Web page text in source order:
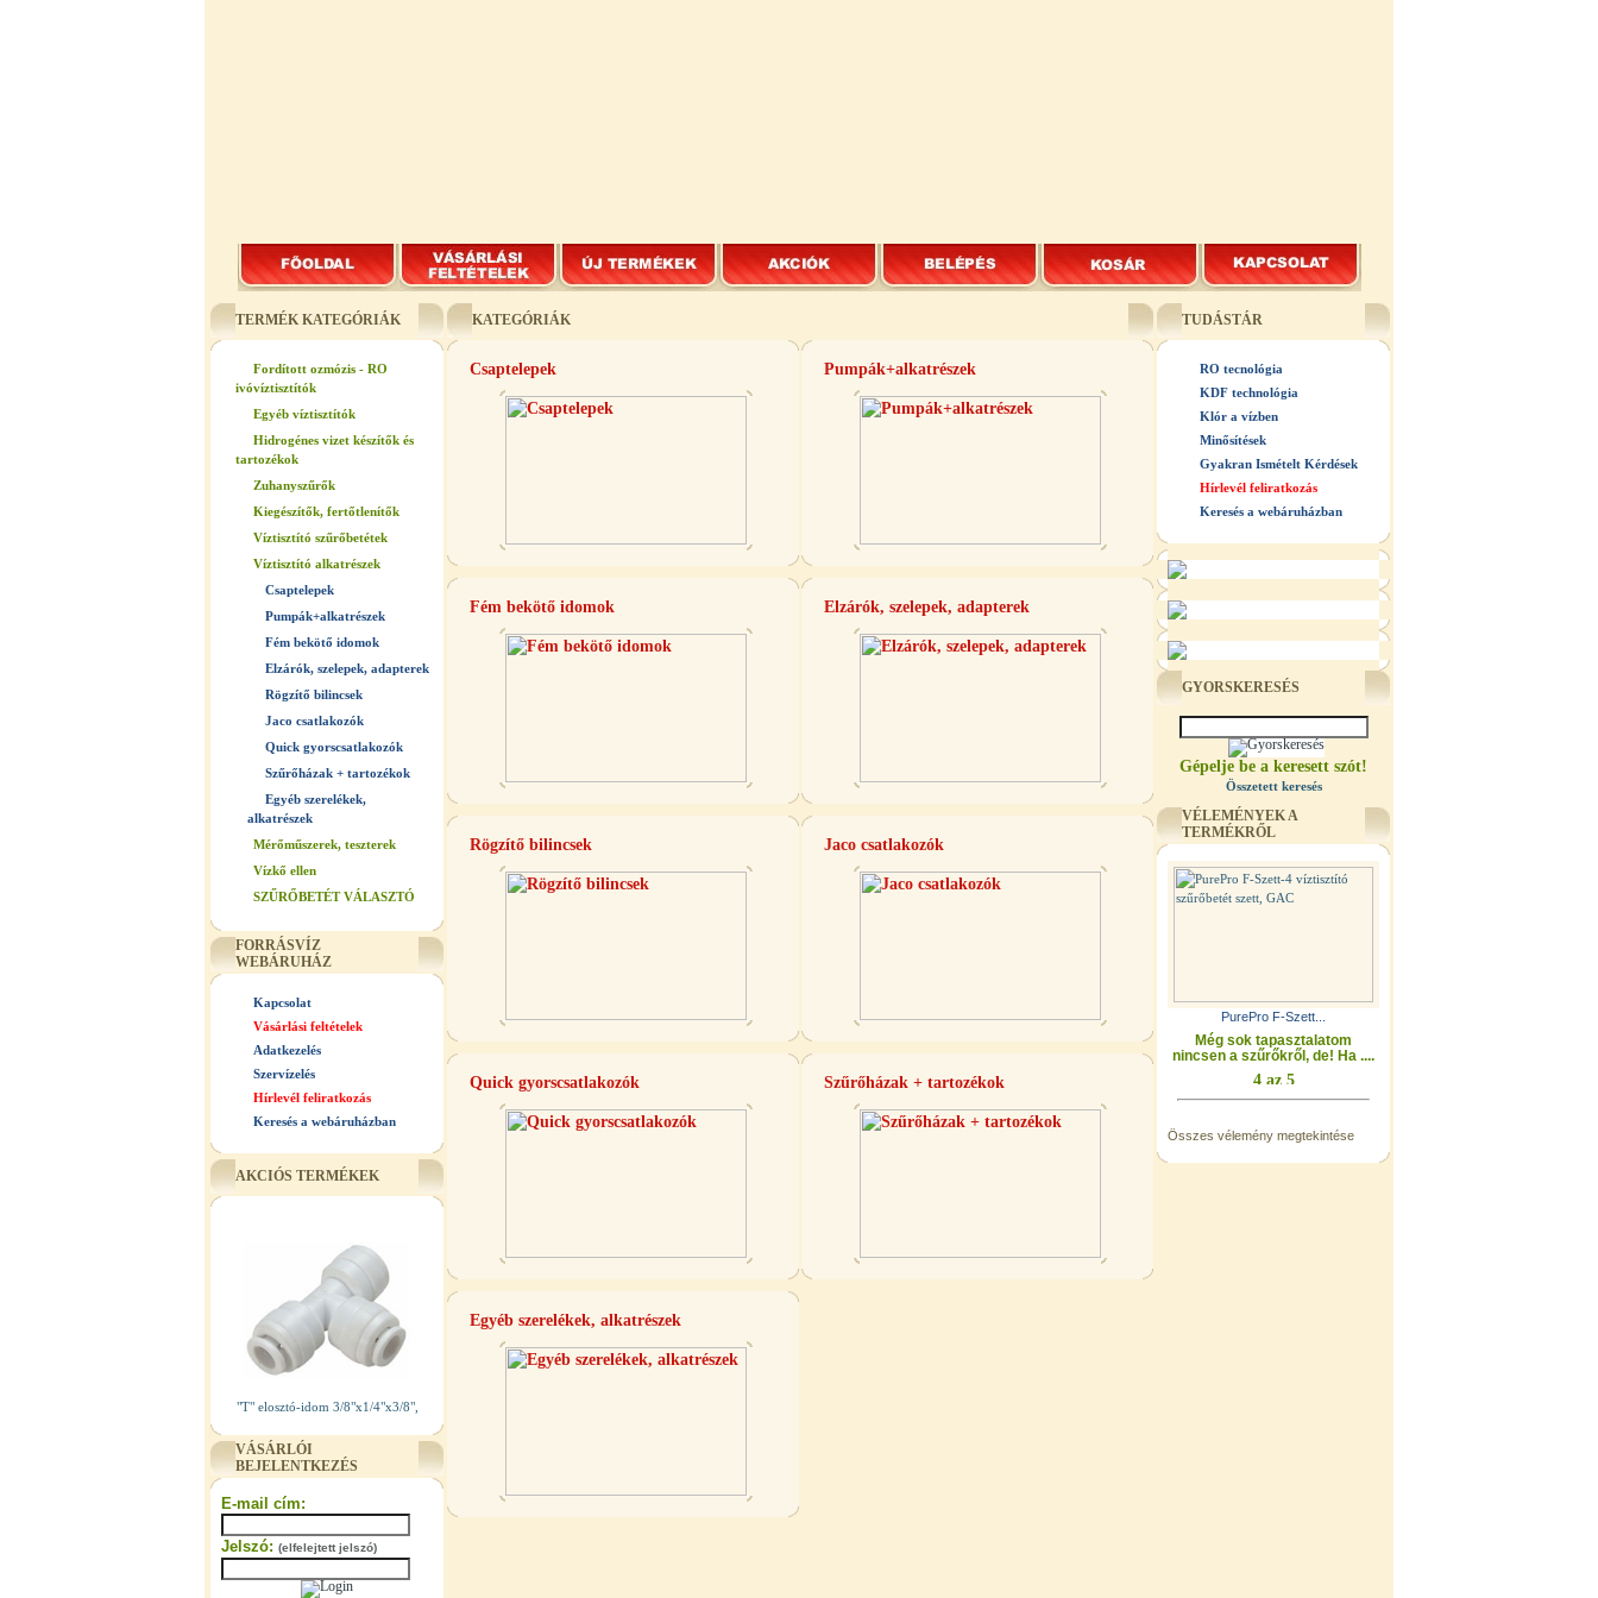
TERMÉK KATEGÓRIÁK
Fordított ozmózis - RO
ivóvíztisztítók
Egyéb víztisztítók
Hidrogénes vizet készítők és
tartozékok
Zuhanyszűrők
Kiegészítők, fertőtlenítők
Víztisztító szűrőbetétek
Víztisztító alkatrészek
Csaptelepek
Pumpák+alkatrészek
Fém bekötő idomok
Elzárók, szelepek, adapterek
Rögzítő bilincsek
Jaco csatlakozók
Quick gyorscsatlakozók
Szűrőházak + tartozékok
Egyéb szerelékek,
alkatrészek
Mérőműszerek, teszterek
Vízkő ellen
SZŰRŐBETÉT VÁLASZTÓ
FORRÁSVÍZ
WEBÁRUHÁZ
Kapcsolat
Vásárlási feltételek
Adatkezelés
Szervízelés
Hírlevél feliratkozás
Keresés a webáruházban
AKCIÓS TERMÉKEK
360,-Ft
320,-Ft
VÁSÁRLÓI
BEJELENTKEZÉS
E-mail cím:
Jelszó: (elfelejtett jelszó)
KATEGÓRIÁK
Csaptelepek Pumpák+alkatrészek
Fém bekötő idomok Elzárók, szelepek, adapterek
Rögzítő bilincsek Jaco csatlakozók
Quick gyorscsatlakozók Szűrőházak + tartozékok
Egyéb szerelékek, alkatrészek
TUDÁSTÁR
RO tecnológia
KDF technológia
Klór a vízben
Minősítések
Gyakran Ismételt Kérdések
Hírlevél feliratkozás
Keresés a webáruházban
GYORSKERESÉS
Gépelje be a keresett szót!
Összetett keresés
VÉLEMÉNYEK A
TERMÉKRŐL
PurePro F-Szett...
Még sok tapasztalatom
nincsen a szűrőkről, de! Ha ....
Összes vélemény megtekintése